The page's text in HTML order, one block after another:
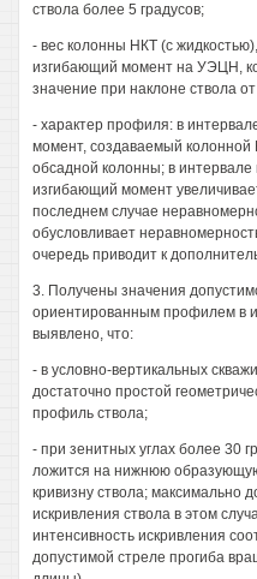
ствола более 5 градусов;
- вес колонны НКТ (с
изгибающий момент на УЭЦН,
значение при наклоне ствола
- характер профиля: в
момент, создаваемый колонной
обсадной колонны; в интервале
изгибающий момент
последнем случае
обусловливает
очередь приводит к
3. Получены значения
ориентированным профилем в
выявлено, что:
- в условно-вертикальных
достаточно простой
профиль ствола;
- при зенитных углах более 30
ложится на нижнюю
кривизну ствола; максимально
искривления ствола в этом
интенсивность искривления
допустимой стреле прогиба